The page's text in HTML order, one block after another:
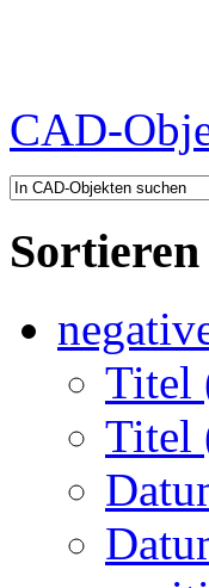
CAD-
Titel
Titel